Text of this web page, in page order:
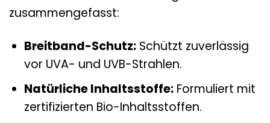
zusammengefasst:
Breitband-Schutz:Schützt zuverlässig
vor UVA- und UVB-Strahlen.
Natürliche Inhaltsstoffe:Formuliert mit
zertifizierten Bio-Inhaltsstoffen.